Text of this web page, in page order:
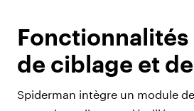
Fonctionnalités
de ciblage et
Spiderman intègre un module